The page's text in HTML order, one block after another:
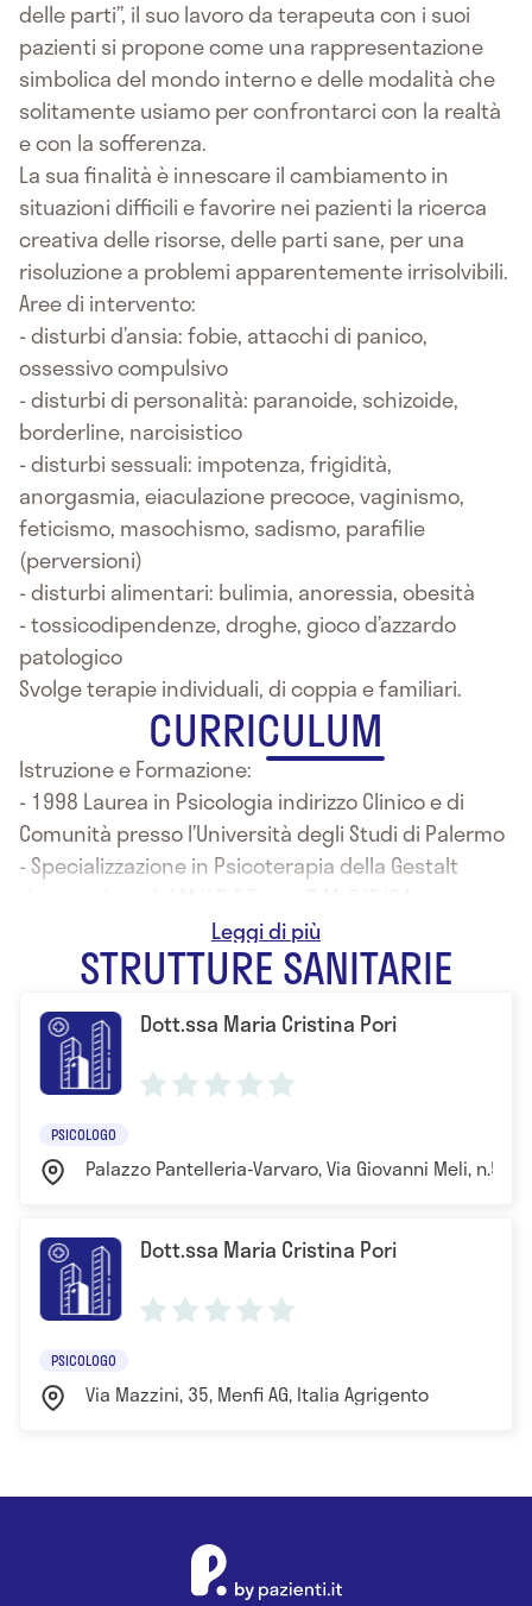
delle parti”, il suo lavoro da terapeuta con i suoi
pazienti si propone come una rappresentazione
simbolica del mondo interno e delle modalità che
solitamente usiamo per confrontarci con la realtà
e con la sofferenza.
La sua finalità è innescare il cambiamento in
situazioni difficili e favorire nei pazienti la ricerca
creativa delle risorse, delle parti sane, per una
risoluzione a problemi apparentemente irrisolvibili.
Aree di intervento:
- disturbi d’ansia: fobie, attacchi di panico,
ossessivo compulsivo
- disturbi di personalità: paranoide, schizoide,
borderline, narcisistico
- disturbi sessuali: impotenza, frigidità,
anorgasmia, eiaculazione precoce, vaginismo,
feticismo, masochismo, sadismo, parafilie
(perversioni)
- disturbi alimentari: bulimia, anoressia, obesità
- tossicodipendenze, droghe, gioco d’azzardo
patologico
Svolge terapie individuali, di coppia e familiari.
CURRICULUM
Istruzione e Formazione:
- 1998 Laurea in Psicologia indirizzo Clinico e di
Comunità presso l’Università degli Studi di Palermo
- Specializzazione in Psicoterapia della Gestalt
- Specializzazione in Arteterapia
- Partecipazione ad un training di Psicodramma
junghiano condotto da Maurizio Gasseau
STRUTTURE SANITARIE
Dott.ssa Maria Cristina Pori
PSICOLOGO
Palazzo Pantelleria-Varvaro, Via Giovanni Meli, n.5,
Dott.ssa Maria Cristina Pori
PSICOLOGO
Via Mazzini, 35, Menfi AG, Italia Agrigento